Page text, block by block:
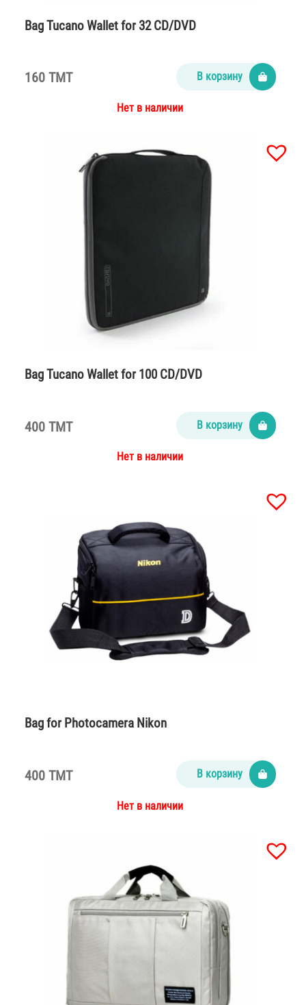
Bag Tucano Wallet for 32 CD/DVD
160 TMT В корзину
Нет в наличии
Bag Tucano Wallet for 100 CD/DVD
400 TMT В корзину
Нет в наличии
Bag for Photocamera Nikon
400 TMT В корзину
Нет в наличии